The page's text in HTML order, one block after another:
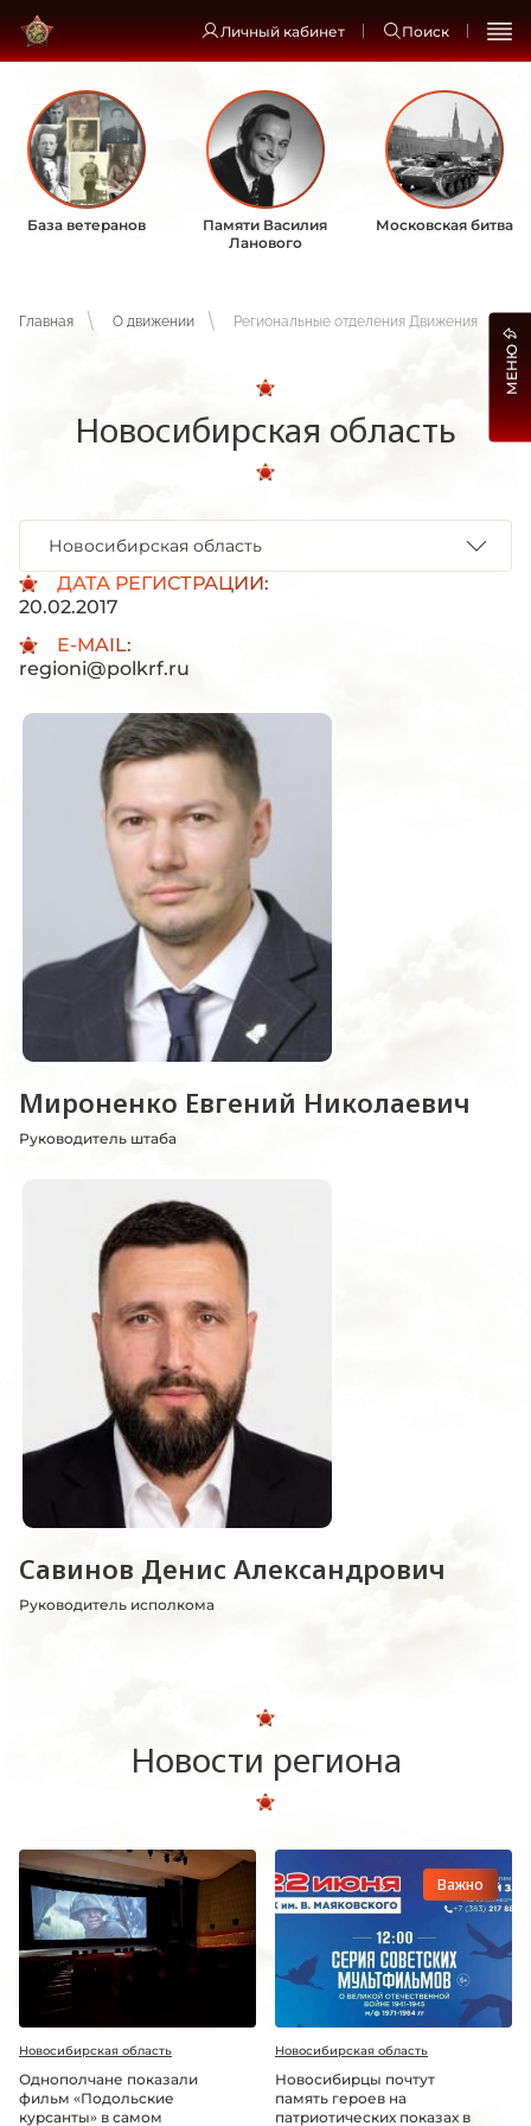
Личный кабинет Поиск
База ветеранов
Памяти Василия
Ланового
Московская битва
Главная О движении Региональные отделения Движения
Новосибирская область
ДАТА РЕГИСТРАЦИИ:
20.02.2017
E-MAIL:
regioni@polkrf.ru
Новосибирская область
Мироненко Евгений Николаевич
Руководитель штаба
Савинов Денис Александрович
Руководитель исполкома
Новости региона
Новосибирская область
Однополчане показали
фильм «Подольские
курсанты» в самом
Важно
Новосибирская область
Новосибирцы почтут
память героев на
патриотических показах в
МЕНЮ